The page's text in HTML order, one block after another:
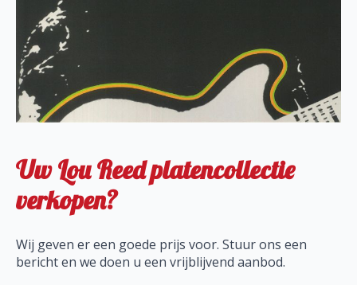
Uw Lou Reed platencollectie
verkopen?
Wij geven er een goede prijs voor. Stuur ons een
bericht en we doen u een vrijblijvend aanbod.